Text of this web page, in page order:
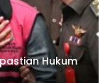
Hukum